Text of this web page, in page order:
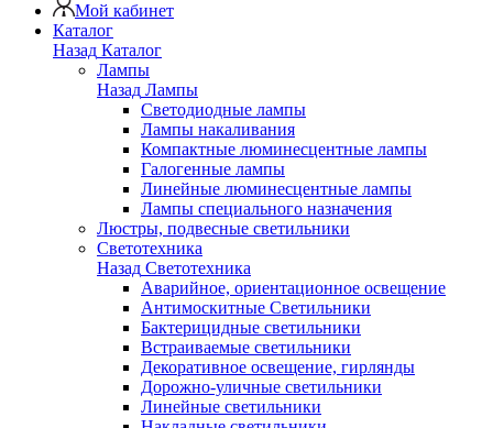
Мой кабинет
Каталог
Назад Каталог
Лампы
Назад Лампы
Светодиодные лампы
Лампы накаливания
Компактные люминесцентные лампы
Галогенные лампы
Линейные люминесцентные лампы
Лампы специального назначения
Люстры, подвесные светильники
Светотехника
Назад Светотехника
Аварийное, ориентационное освещение
Антимоскитные Светильники
Бактерицидные светильники
Встраиваемые светильники
Декоративное освещение, гирлянды
Дорожно-уличные светильники
Линейные светильники